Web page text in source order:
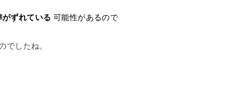
がずれている 可能性があるので
でしたね。